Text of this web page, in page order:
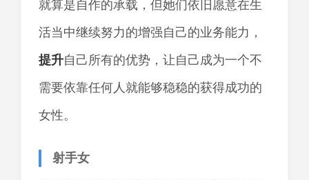
就算是自作的承载，但她们依旧愿意在生
活当中继续努力的增强自己的业务能力，
提升自己所有的优势，让自己成为一个不
需要依靠任何人就能够稳稳的获得成功的
女性。
射手女